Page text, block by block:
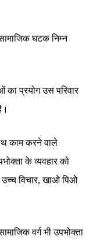
घटक निम्न
का प्रयोग उस परिवार
काम करने वाले
के व्यवहार को
उच्च विचार, खाओ पिओ
वर्ग भी उपभोक्ता